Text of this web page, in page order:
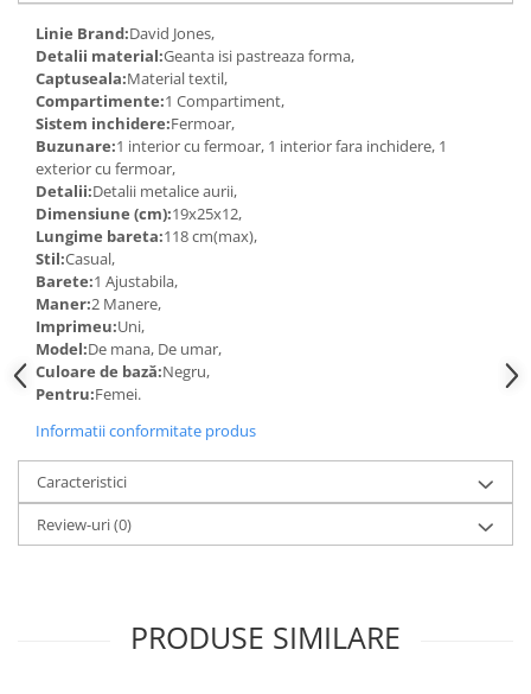
Linie Brand:David Jones,
Detalii material:Geanta isi pastreaza forma,
Captuseala:Material textil,
Compartimente:1 Compartiment,
Sistem inchidere:Fermoar,
Buzunare:1 interior cu fermoar, 1 interior fara inchidere, 1
exterior cu fermoar,
Detalii:Detalii metalice aurii,
Dimensiune (cm):19x25x12,
Lungime bareta:118 cm(max),
Stil:Casual,
Barete:1 Ajustabila,
Maner:2 Manere,
Imprimeu:Uni,
Model:De mana, De umar,
Culoare de bază:Negru,
Pentru:Femei.
Informatii conformitate produs
Caracteristici
Review-uri(0)
PRODUSE SIMILARE